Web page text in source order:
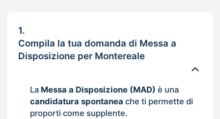
1.
Compila la tua domanda di Messa a
Disposizione per Montereale
La Messa a Disposizione (MAD) è una
candidatura spontanea che ti permette di
proporti come supplente.